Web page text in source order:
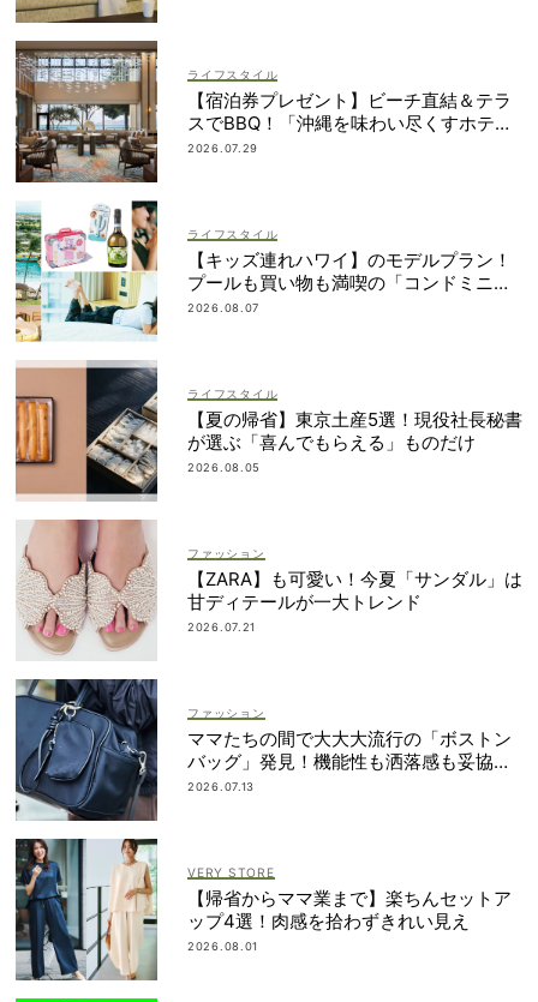
ライフスタイル
【宿泊券プレゼント】ビーチ直結＆テラ
スでBBQ！「沖縄を味わい尽くすホテ
ル」2段ベッドやコネクティングルームも
2026.07.29
ライフスタイル
【キッズ連れハワイ】のモデルプラン！
プールも買い物も満喫の「コンドミニア
ム」滞在が大正解
2026.08.07
ライフスタイル
【夏の帰省】東京土産5選！現役社長秘書
が選ぶ「喜んでもらえる」ものだけ
2026.08.05
ファッション
【ZARA】も可愛い！今夏「サンダル」は
甘ディテールが一大トレンド
2026.07.21
ファッション
ママたちの間で大大大流行の「ボストン
バッグ」発見！機能性も洒落感も妥協し
ない
2026.07.13
VERY STORE
【帰省からママ業まで】楽ちんセットア
ップ4選！肉感を拾わずきれい見え
2026.08.01